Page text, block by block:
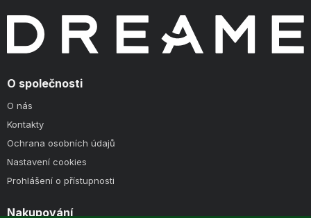
O společnosti
O nás
Kontakty
Ochrana osobních údajů
Nastavení cookies
Prohlášení o přístupnosti
Nakupování